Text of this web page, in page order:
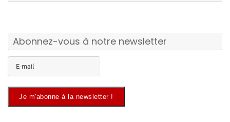
Abonnez-vous à notre newsletter